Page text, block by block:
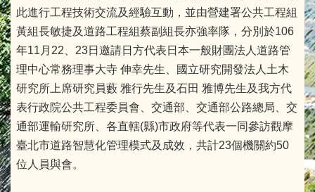
此進行工程技術交流及經驗互動，並由營建署公共工程組
黃組長敏捷及道路工程組蔡副組長亦強率隊，分別於106
年11月22、23日邀請日方代表日本一般財團法人道路管
理中心常務理事大寺 伸幸先生、國立研究開發法人土木
研究所上席研究員藪 雅行先生及石田 雅博先生及我方代
表行政院公共工程委員會、交通部、交通部公路總局、交
通部運輸研究所、各直轄(縣)市政府等代表一同參訪觀摩
臺北市道路智慧化管理模式及成效，共計23個機關約50
位人員與會。